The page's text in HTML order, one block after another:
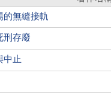
的無縫接軌
刑存廢
中止